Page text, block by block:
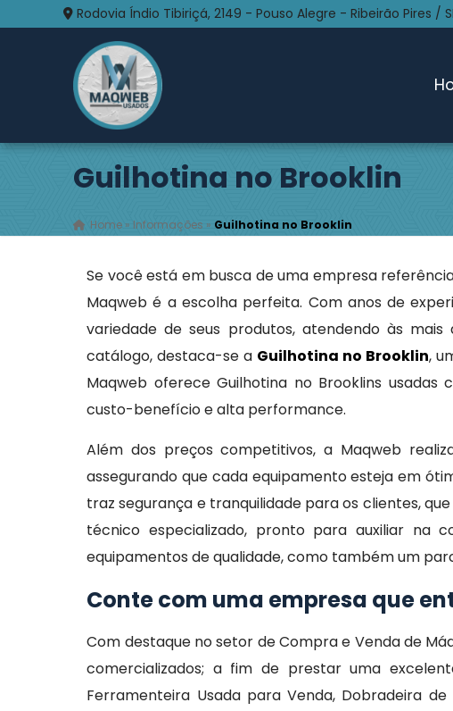
Rodovia Índio Tibiriçá, 2149 - Pouso Alegre - Ribeirão Pires /
Guilhotina no Brooklin
Home » Informações » Guilhotina no Brooklin
Se você está em busca de uma empresa
Maqweb é a escolha perfeita. Com anos de
variedade de seus produtos, atendendo às
catálogo, destaca-se a Guilhotina no Brooklin,
Maqweb oferece Guilhotina no Brooklins
custo-benefício e alta performance.
Além dos preços competitivos, a Maqweb
assegurando que cada equipamento esteja em
traz segurança e tranquilidade para os clientes,
técnico especializado, pronto para auxiliar na
equipamentos de qualidade, como também um
Conte com uma empresa que
Com destaque no setor de Compra e Venda de
comercializados; a fim de prestar uma
Ferramenteira Usada para Venda, Dobradeira